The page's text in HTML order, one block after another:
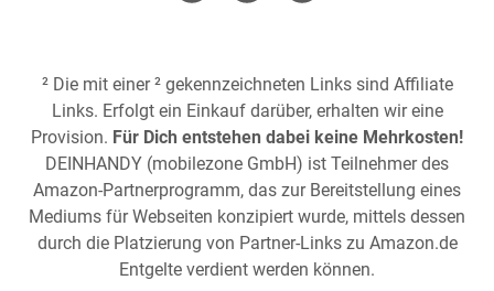
² Die mit einer ² gekennzeichneten Links sind Affiliate
Links. Erfolgt ein Einkauf darüber, erhalten wir eine
Provision. Für Dich entstehen dabei keine Mehrkosten!
DEINHANDY (mobilezone GmbH) ist Teilnehmer des
Amazon-Partnerprogramm, das zur Bereitstellung eines
Mediums für Webseiten konzipiert wurde, mittels dessen
durch die Platzierung von Partner-Links zu Amazon.de
Entgelte verdient werden können.